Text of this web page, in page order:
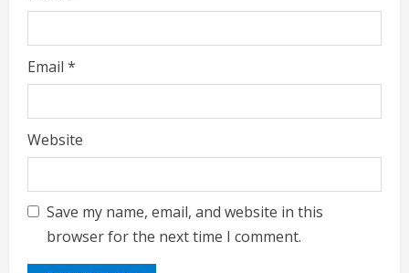
Email *
Website
Save my name, email, and website in this
browser for the next time I comment.